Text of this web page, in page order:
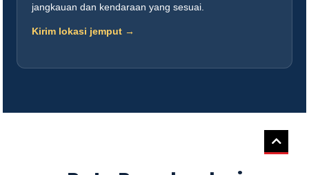
jangkauan dan kendaraan yang sesuai.
Kirim lokasi jemput →